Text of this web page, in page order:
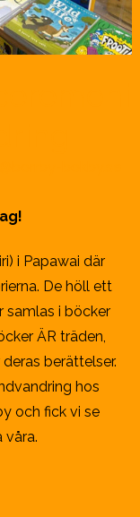
i Papawai där
De höll ett
samlas i böcker
ÄR träden,
berättelser.
hos
och fick vi se
våra.